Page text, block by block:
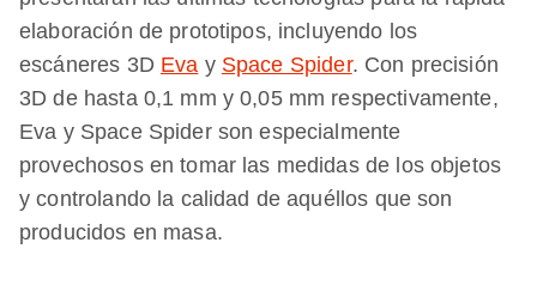
elaboración de prototipos, incluyendo los
escáneres 3D Eva y Space Spider. Con precisión
3D de hasta 0,1 mm y 0,05 mm respectivamente,
Eva y Space Spider son especialmente
provechosos en tomar las medidas de los objetos
y controlando la calidad de aquéllos que son
producidos en masa.